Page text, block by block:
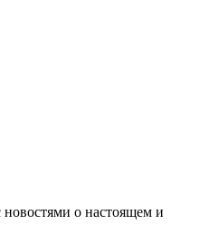
о настоящем и